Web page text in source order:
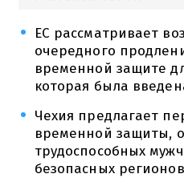
ЕС рассматривает
очередного
временной защите
которая была
Чехия предлагает
временной защиты,
трудоспособных
безопасных